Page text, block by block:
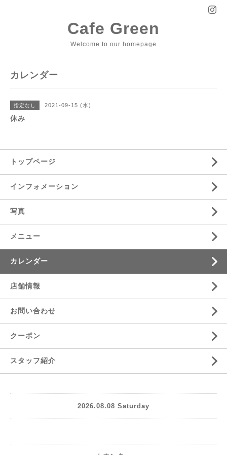
Cafe Green
Welcome to our homepage
カレンダー
指定なし 2021-09-15 (水)
休み
トップページ
インフォメーション
写真
メニュー
カレンダー
店舗情報
お問い合わせ
クーポン
スタッフ紹介
2026.08.08 Saturday